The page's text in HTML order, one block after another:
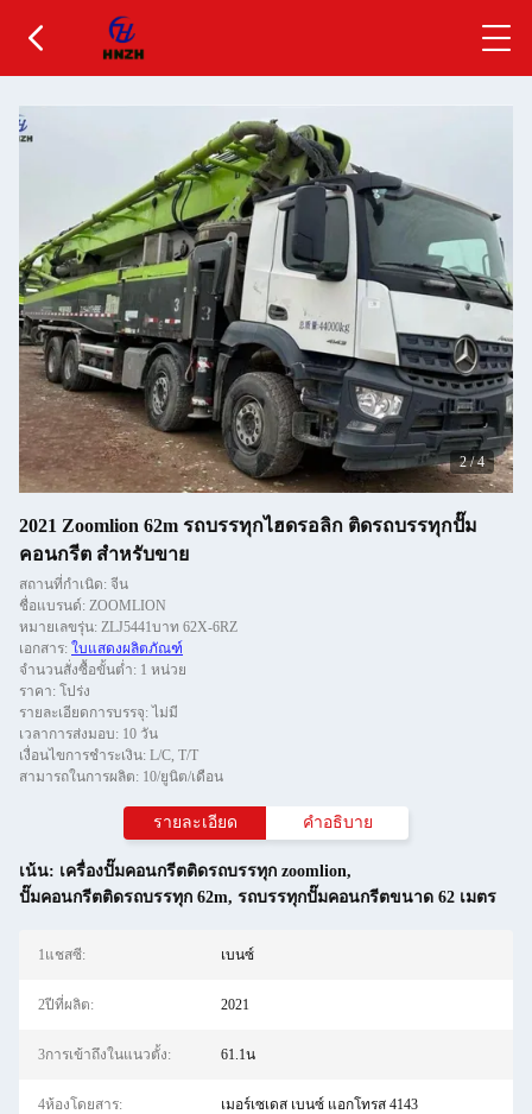
2/4
2021 Zoomlion 62m รถบรรทุกไฮดรอลิก ติดรถบรรทุกปั๊ม
คอนกรีต สําหรับขาย
สถานที่กำเนิด: จีน
ชื่อแบรนด์: ZOOMLION
หมายเลขรุ่น: ZLJ5441บาท 62X-6RZ
เอกสาร: ใบแสดงผลิตภัณฑ์
จำนวนสั่งซื้อขั้นต่ำ: 1 หน่วย
ราคา: โปร่ง
รายละเอียดการบรรจุ: ไม่มี
เวลาการส่งมอบ: 10 วัน
เงื่อนไขการชำระเงิน: L/C, T/T
สามารถในการผลิต: 10/ยูนิต/เดือน
รายละเอียด คําอธิบาย
เน้น: เครื่องปั๊มคอนกรีตติดรถบรรทุก zoomlion,
ปั๊มคอนกรีตติดรถบรรทุก 62m, รถบรรทุกปั๊มคอนกรีตขนาด 62 เมตร
1แชสซี: เบนซ์
2ปีที่ผลิต: 2021
3การเข้าถึงในแนวตั้ง: 61.1น
4ห้องโดยสาร: เมอร์เซเดส เบนซ์ แอกโทรส 4143